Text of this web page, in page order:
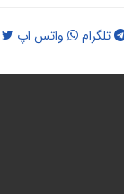
تلگرام واتس اپ